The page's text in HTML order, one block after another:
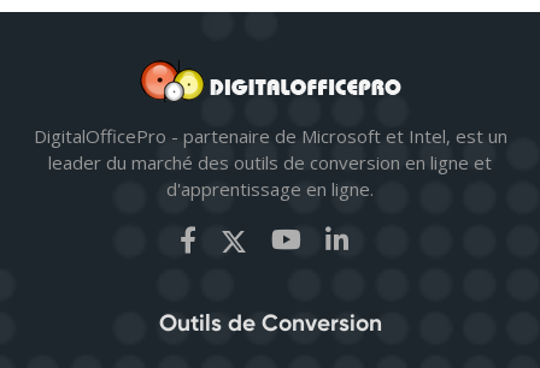
DigitalOfficePro - partenaire de Microsoft et Intel, est un
leader du marché des outils de conversion en ligne et
d'apprentissage en ligne.
Outils de Conversion